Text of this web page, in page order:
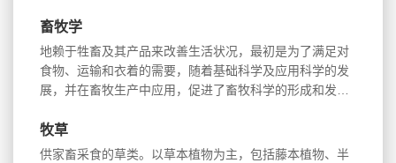
畜牧学
地赖于牲畜及其产品来改善生活状况，最初是为了满足对
食物、运输和衣着的需要，随着基础科学及应用科学的发
展，并在畜牧生产中应用，促进了畜牧科学的形成和发
牧草
供家畜采食的草类。以草本植物为主，包括藤本植物、半